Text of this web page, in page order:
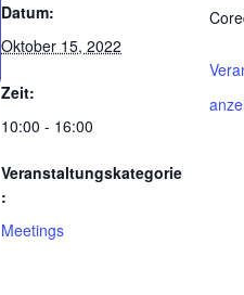
Datum:
Oktober 15, 2022
Zeit:
10:00 - 16:00
Veranstaltungskategorie
:
Meetings